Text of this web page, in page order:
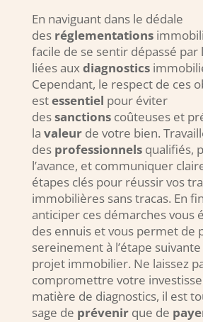
En naviguant dans le dédale
des réglementations
facile de se sentir dépassé par
liées auxdiagnostics
Cependant, le respect de ces
estessentiel pour éviter
dessanctionscoûteuses et
la valeurde votre bien.
des professionnelsqualifiés,
l’avance, et communiquer
étapes clés pour réussir vos
immobilières sans tracas. En
anticiper ces démarches vous
des ennuis et vous permet de
sereinement à l’étape
projet immobilier. Ne laissez
compromettre votre
matière de diagnostics, il est
sage de prévenirque de